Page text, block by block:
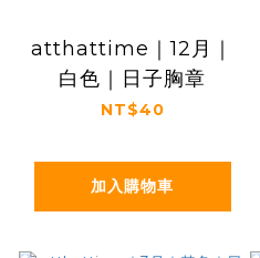
atthattime｜12月｜
白色｜日子胸章
NT$40
加入購物車